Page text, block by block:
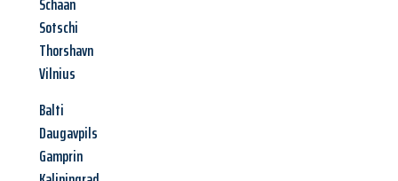
Sotschi
Thorshavn
Vilnius
Balti
Daugavpils
Gamprin